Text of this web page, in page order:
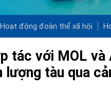
Hoạt động đoàn thể xã hội
tác với MOL
lượng tàu qua